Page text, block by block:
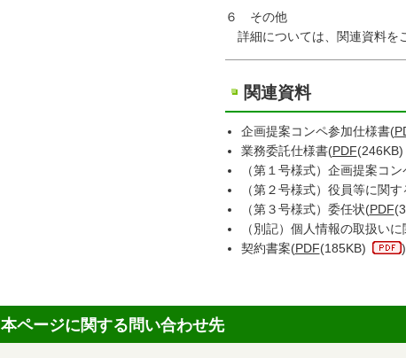
６ その他
詳細については、関連資料を
関連資料
企画提案コンペ参加仕様書(
業務委託仕様書(PDF(246KB)
（第１号様式）企画提案コ
（第２号様式）役員等に関
（第３号様式）委任状(PDF
（別記）個人情報の取扱い
契約書案(PDF(185KB) )
本ページに関する問い合わせ先